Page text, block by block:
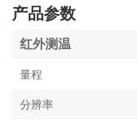
产品参数
红外测温
量程
分辨率